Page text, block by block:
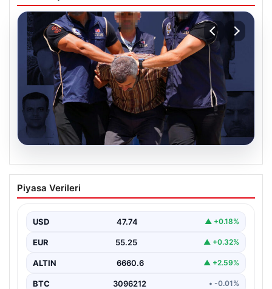
Suikast Timinin Gömülü Silahlarına
Yönelik Arama Çalışmaları ve Sonuçlar
yönelik planlanan suikast girişimine ilişkin yürütülen
soruşturma kapsamında,…
Piyasa Verileri
USD 47.74 ▲ +0.18%
EUR 55.25 ▲ +0.32%
ALTIN 6660.6 ▲ +2.59%
BTC 3096212 • -0.01%